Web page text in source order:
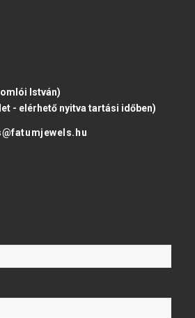
István)
- elérhető nyitva tartási időben)